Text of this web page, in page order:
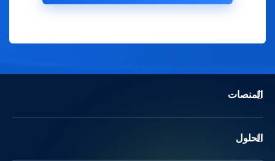
المنصات
الحلول